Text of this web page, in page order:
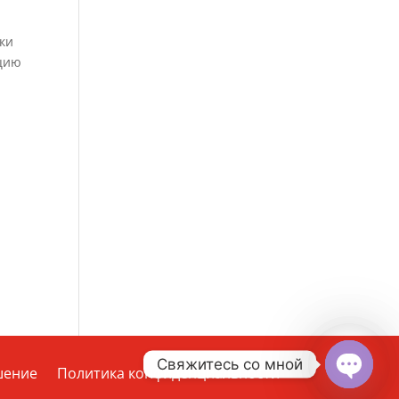
Политика конфиденциальности
Свяжитесь со мной